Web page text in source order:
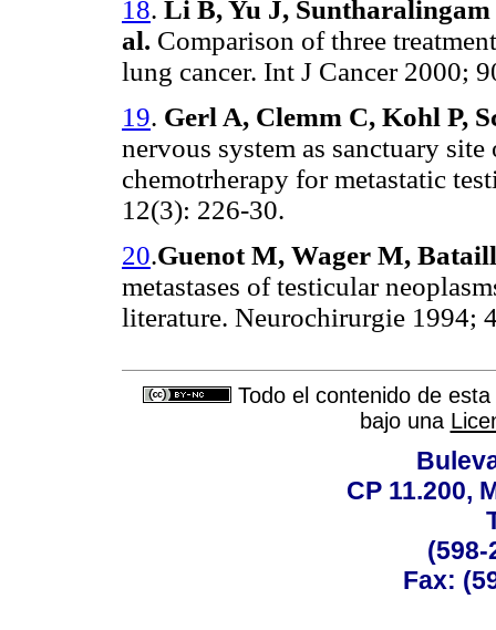
18. Li B, Yu J, Suntharalingam
al. Comparison of three
lung cancer. Int J Cancer 2000;
19. Gerl A, Clemm C, Kohl P,
nervous system as sanctuary
chemotrherapy for metastatic
12(3): 226-30.
20.Guenot M, Wager M,
metastases of testicular
literature. Neurochirurgie 1994;
Todo el contenido de
bajo una
CP 11.200,
(598-
Fax: